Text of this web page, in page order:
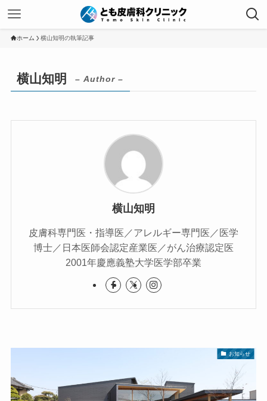
ホーム 横山知明の執筆記事
横山知明 – Author –
横山知明
皮膚科専門医・指導医／アレルギー専門医／医学
博士／日本医師会認定産業医／がん治療認定医
2001年慶應義塾大学医学部卒業
お知らせ